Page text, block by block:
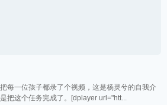
每一位孩子都录了个视频，这是杨灵兮的自我介
把这个任务完成了。[dplayer url="htt...